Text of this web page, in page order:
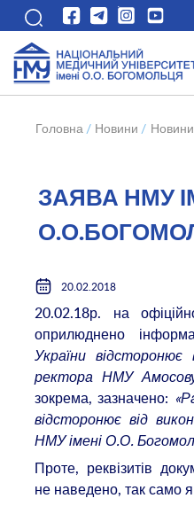
Головна / Новини / Новини
ЗАЯВА НМУ
20.02.2018
20.02.18р. на
оприлюднено
України відсторонює
ректора НМУ
зокрема, зазначено:
відсторонює від
НМУ імені О.О.
Проте, реквізитів
не наведено, так само